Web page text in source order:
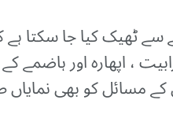
کیا جا سکتا ہے
، اپھارہ اور ہاضمے
مسائل کو بھی